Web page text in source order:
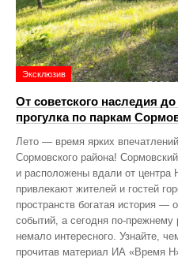
Эксклюзив
От советского наследия
прогулка по паркам
Лето — время ярких
Сормовского района!
и расположены вдали от центра
привлекают жителей и гостей
пространств богатая история —
событий, а сегодня
немало интересного. Узнайте,
прочитав материал ИА «Время